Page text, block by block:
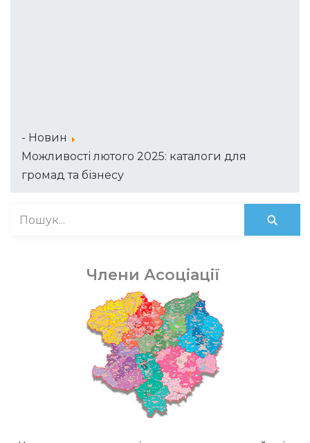
- Новин
Можливості лютого 2025: каталоги для
громад та бізнесу
Члени Асоціації